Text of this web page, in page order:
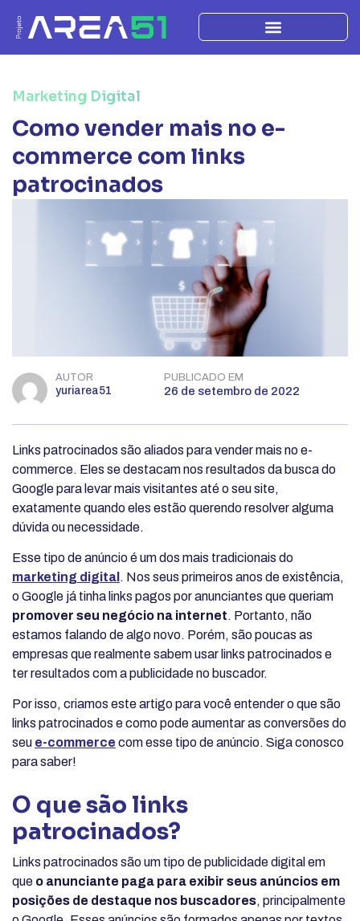
Marketing Digital
Como vender mais no e-
commerce com links
patrocinados
AUTOR
yuriarea51
PUBLICADO EM
26 de setembro de 2022
Links patrocinados são aliados para vender mais no e-
commerce. Eles se destacam nos resultados da busca do
Google para levar mais visitantes até o seu site,
exatamente quando eles estão querendo resolver alguma
dúvida ou necessidade.
Esse tipo de anúncio é um dos mais tradicionais do
marketing digital . Nos seus primeiros anos de existência,
o Google já tinha links pagos por anunciantes que queriam
promover seu negócio na internet. Portanto, não
estamos falando de algo novo. Porém, são poucas as
empresas que realmente sabem usar links patrocinados e
ter resultados com a publicidade no buscador.
Por isso, criamos este artigo para você entender o que são
links patrocinados e como pode aumentar as conversões do
seu e-commerce com esse tipo de anúncio. Siga conosco
para saber!
O que são links
patrocinados?
Links patrocinados são um tipo de publicidade digital em
que o anunciante paga para exibir seus anúncios em
posições de destaque nos buscadores, principalmente